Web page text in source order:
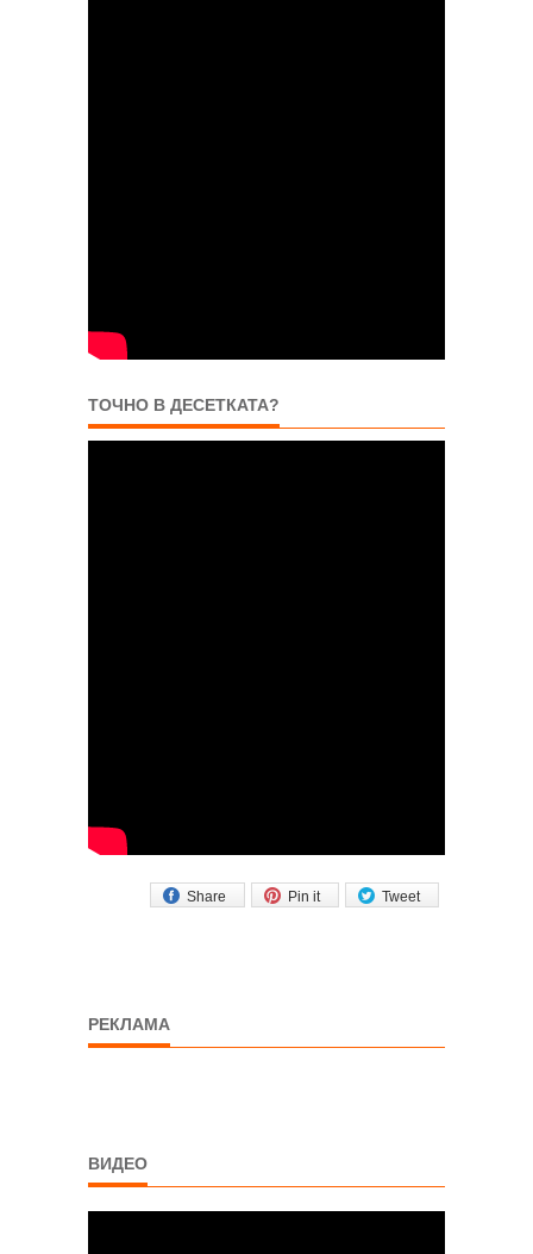
ТОЧНО В ДЕСЕТКАТА?
Tweet
Pin it
Share
РЕКЛАМА
ВИДЕО